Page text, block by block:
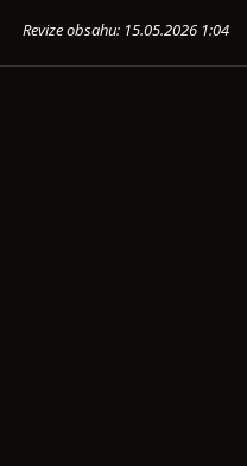
Revize obsahu: 15.05.2026 1:04